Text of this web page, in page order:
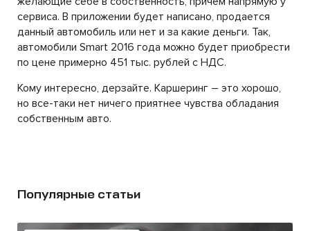
сервиса. В приложении будет написано, продается
данный автомобиль или нет и за какие деньги. Так,
автомобили Smart 2016 года можно будет приобрести
по цене примерно 451 тыс. рублей с НДС.
Кому интересно, дерзайте. Каршеринг – это хорошо,
но все-таки нет ничего приятнее чувства обладания
собственным авто.
Популярные статьи